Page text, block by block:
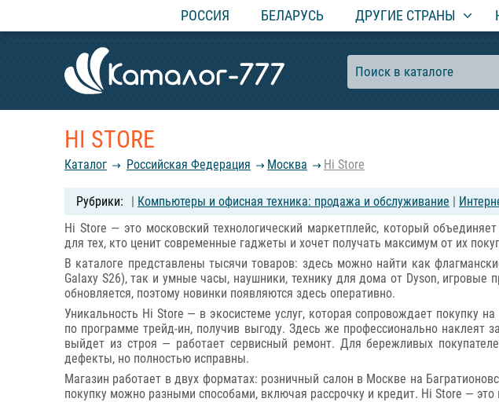
РОССИЯ БЕЛАРУСЬ ДРУГИЕ СТРАНЫ
HI STORE
Каталог Российcкая Федерация Москва Hi Store
| Компьютеры и офисная техника: продажа и обслуживание |
Hi Store — это московский технологический маркетплейс, который
для тех, кто ценит современные гаджеты и хочет получать максимум от их
В каталоге представлены тысячи товаров: здесь можно найти как
Galaxy S26), так и умные часы, наушники, технику для дома от Dyson,
обновляется, поэтому новинки появляются здесь оперативно.
Уникальность Hi Store — в экосистеме услуг, которая сопровождает покупку
по программе трейд-ин, получив выгоду. Здесь же профессионально наклеят
выйдет из строя — работает сервисный ремонт. Для бережливых
дефекты, но полностью исправны.
Магазин работает в двух форматах: розничный салон в Москве на
покупку можно разными способами, включая рассрочку и кредит. Hi Store —